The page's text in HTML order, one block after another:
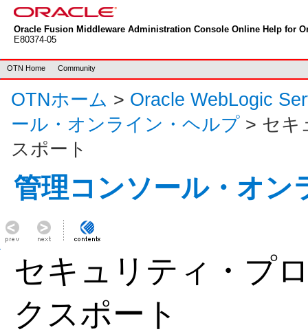
Oracle Fusion Middleware Administration Console Online Help for
E80374-05
OTN Home Community
OTNホーム > Oracle WebLogic
ール・オンライン・ヘルプ > セキ
スポート
管理コンソール・オン
セキュリティ・プ
クスポート